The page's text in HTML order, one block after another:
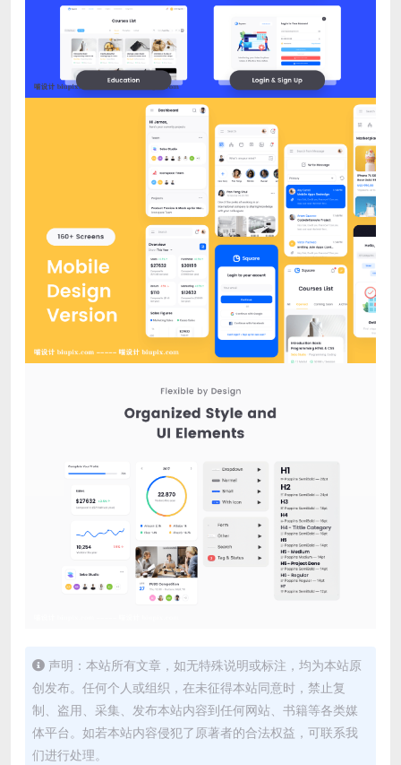
声明：本站所有文章，如无特殊说明或标注，均为本站原
创发布。任何个人或组织，在未征得本站同意时，禁止复
制、盗用、采集、发布本站内容到任何网站、书籍等各类媒
体平台。如若本站内容侵犯了原著者的合法权益，可联系我
们进行处理。